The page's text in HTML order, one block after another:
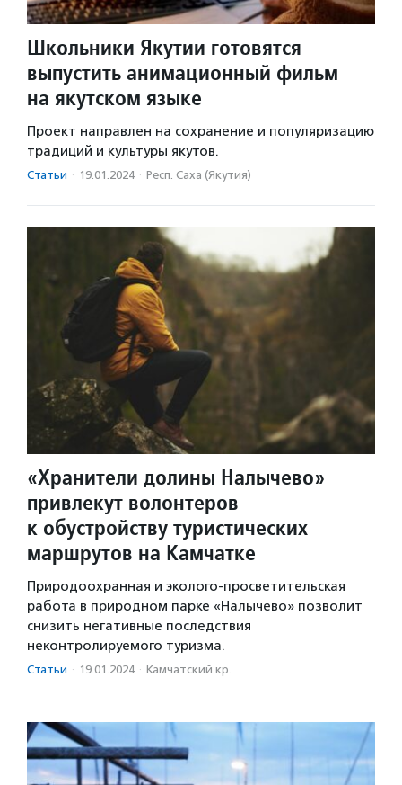
Школьники Якутии готовятся
выпустить анимационный фильм
на якутском языке
Проект направлен на сохранение и популяризацию
традиций и культуры якутов.
Статьи · 19.01.2024 · Респ. Саха (Якутия)
«Хранители долины Налычево»
привлекут волонтеров
к обустройству туристических
маршрутов на Камчатке
Природоохранная и эколого-просветительская
работа в природном парке «Налычево» позволит
снизить негативные последствия
неконтролируемого туризма.
Статьи · 19.01.2024 · Камчатский кр.